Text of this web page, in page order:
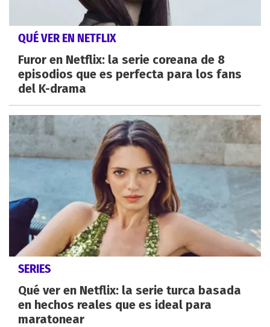
QUÉ VER EN NETFLIX
Furor en Netflix: la serie coreana de 8
episodios que es perfecta para los fans
del K-drama
SERIES
Qué ver en Netflix: la serie turca basada
en hechos reales que es ideal para
maratonear